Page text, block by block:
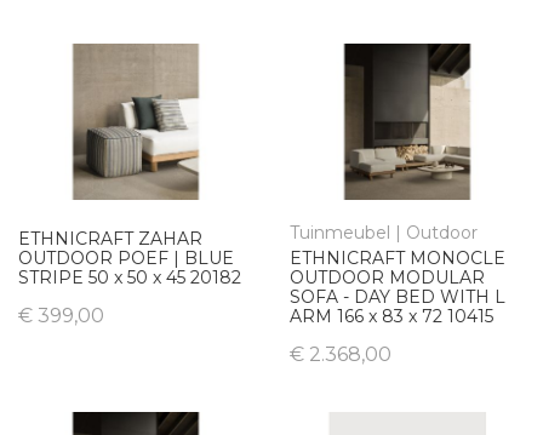
ETHNICRAFT ZAHAR
OUTDOOR POEF | BLUE
STRIPE 50 x 50 x 45 20182
€ 399,00
Tuinmeubel | Outdoor
ETHNICRAFT MONOCLE
OUTDOOR MODULAR
SOFA - DAY BED WITH L
ARM 166 x 83 x 72 10415
€ 2.368,00